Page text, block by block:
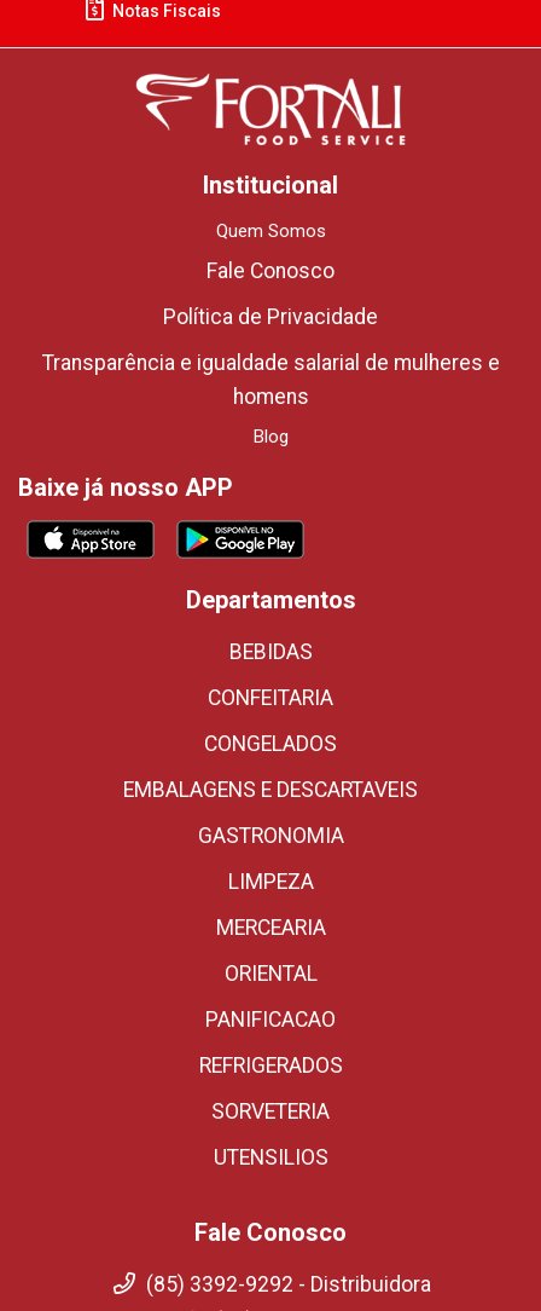
Notas Fiscais
Institucional
Quem Somos
Fale Conosco
Política de Privacidade
Transparência e igualdade salarial de mulheres e
homens
Blog
Baixe já nosso APP
Departamentos
BEBIDAS
CONFEITARIA
CONGELADOS
EMBALAGENS E DESCARTAVEIS
GASTRONOMIA
LIMPEZA
MERCEARIA
ORIENTAL
PANIFICACAO
REFRIGERADOS
SORVETERIA
UTENSILIOS
Fale Conosco
(85) 3392-9292 - Distribuidora